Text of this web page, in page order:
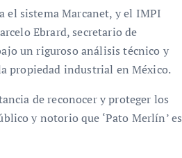
el sistema Marcanet, y el IMPI
Ebrard, secretario de
un riguroso análisis técnico y
propiedad industrial en México.
de reconocer y proteger los
y notorio que ‘Pato Merlín’ es